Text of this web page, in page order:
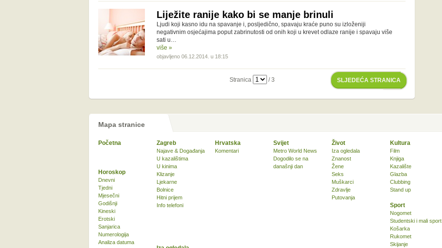
Liježite ranije kako bi se manje brinuli
Ljudi koji kasno idu na spavanje i, posljedično, spavaju kraće puno su izloženiji
negativnim osjećajima poput zabrinutosti od onih koji u krevet odlaze ranije i spavaju više
sati u…
više »
objavljeno 06.12.2014. u 18:15
SLJEDEĆA STRANICA
Stranica / 3
Mapa stranice
Početna Zagreb
Najave & Događanja
U kazalištima
U kinima
Klizanje
Ljekarne
Bolnice
Hitni prijem
Info telefoni
Hrvatska
Komentari
Svijet
Metro World News
Dogodilo se na
današnji dan
Život
Iza ogledala
Znanost
Žene
Seks
Muškarci
Zdravlje
Putovanja
Kultura
Film
Knjiga
Kazalište
Glazba
Clubbing
Stand up
Sport
Nogomet
Studentski i mali sport
Košarka
Rukomet
Skijanje
Horoskop
Dnevni
Tjedni
Mjesečni
Godišnji
Kineski
Erotski
Sanjarica
Numerologija
Analiza datuma